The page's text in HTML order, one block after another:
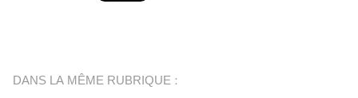
DANS LA MÊME RUBRIQUE :